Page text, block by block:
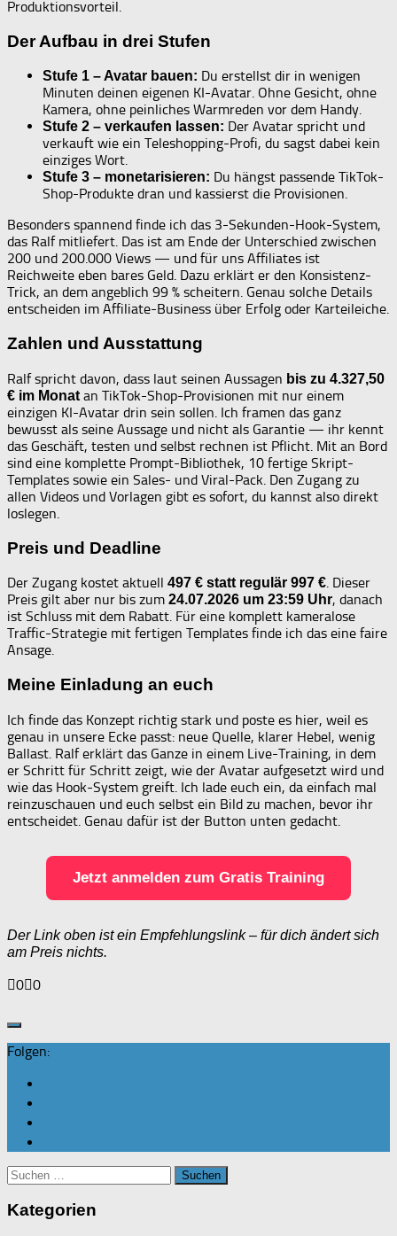
Produktionsvorteil.
Der Aufbau in drei Stufen
Stufe 1 – Avatar bauen: Du erstellst dir in wenigen
Minuten deinen eigenen KI-Avatar. Ohne Gesicht, ohne
Kamera, ohne peinliches Warmreden vor dem Handy.
Stufe 2 – verkaufen lassen: Der Avatar spricht und
verkauft wie ein Teleshopping-Profi, du sagst dabei kein
einziges Wort.
Stufe 3 – monetarisieren: Du hängst passende TikTok-
Shop-Produkte dran und kassierst die Provisionen.
Besonders spannend finde ich das 3-Sekunden-Hook-System,
das Ralf mitliefert. Das ist am Ende der Unterschied zwischen
200 und 200.000 Views — und für uns Affiliates ist
Reichweite eben bares Geld. Dazu erklärt er den Konsistenz-
Trick, an dem angeblich 99 % scheitern. Genau solche Details
entscheiden im Affiliate-Business über Erfolg oder Karteileiche.
Zahlen und Ausstattung
Ralf spricht davon, dass laut seinen Aussagen bis zu 4.327,50
€ im Monatan TikTok-Shop-Provisionen mit nur einem
einzigen KI-Avatar drin sein sollen. Ich framen das ganz
bewusst als seine Aussage und nicht als Garantie — ihr kennt
das Geschäft, testen und selbst rechnen ist Pflicht. Mit an Bord
sind eine komplette Prompt-Bibliothek, 10 fertige Skript-
Templates sowie ein Sales- und Viral-Pack. Den Zugang zu
allen Videos und Vorlagen gibt es sofort, du kannst also direkt
loslegen.
Preis und Deadline
Der Zugang kostet aktuell 497 € statt regulär 997 €. Dieser
Preis gilt aber nur bis zum 24.07.2026 um 23:59 Uhr, danach
ist Schluss mit dem Rabatt. Für eine komplett kameralose
Traffic-Strategie mit fertigen Templates finde ich das eine faire
Ansage.
Meine Einladung an euch
Ich finde das Konzept richtig stark und poste es hier, weil es
genau in unsere Ecke passt: neue Quelle, klarer Hebel, wenig
Ballast. Ralf erklärt das Ganze in einem Live-Training, in dem
er Schritt für Schritt zeigt, wie der Avatar aufgesetzt wird und
wie das Hook-System greift. Ich lade euch ein, da einfach mal
reinzuschauen und euch selbst ein Bild zu machen, bevor ihr
entscheidet. Genau dafür ist der Button unten gedacht.
Jetzt anmelden zum Gratis Training
Der Link oben ist ein Empfehlungslink – für dich ändert sich
am Preis nichts.
Anklicken
nach
unten.
0 Anklicken
oben.
0
Folgen:
Suchen
nach:
Kategorien